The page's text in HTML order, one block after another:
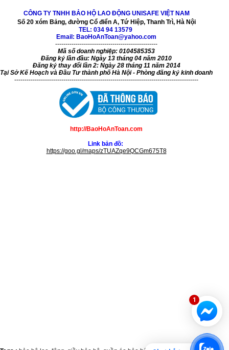
CÔNG TY TNHH BẢO HỘ LAO ĐỘNG UNISAFE VIỆT NAM
Số 20 xóm Bảng, đường Cổ điển A, Tứ Hiệp, Thanh Trì, Hà Nội
TEL: 034 94 13579
Email: BaoHoAnToan@yahoo.com
--------------------------------------------------
Mã số doanh nghiệp: 0104585353
Đăng ký lần đầu: Ngày 13 tháng 04 năm 2010
Đăng ký thay đổi lần 2: Ngày 28 tháng 11 năm 2014
Tại Sở Kế Hoạch và Đầu Tư thành phố Hà Nội - Phòng đăng ký kinh doanh
------------------------------------------------------------------------------------------
http://BaoHoAnToan.com
Link bản đồ:
https://goo.gl/maps/zTUAZqe9QCGm675T8
1